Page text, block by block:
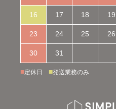
16 17 18 19
23 24 25 26
30 31
■定休日 ■発送業務のみ